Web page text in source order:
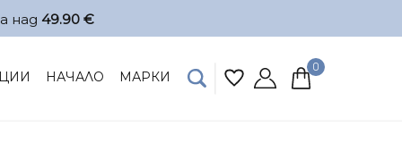
над 49.90 €
НАЧАЛО МАРКИ
0